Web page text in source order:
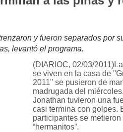
y fueron separados por
levantó el programa.
(DIARIOC, 02/03/
se viven en la casa de
2011" se pusieron de
madrugada del
Jonathan tuvieron una
casi termina con golpes.
participantes se
“hermanitos”.